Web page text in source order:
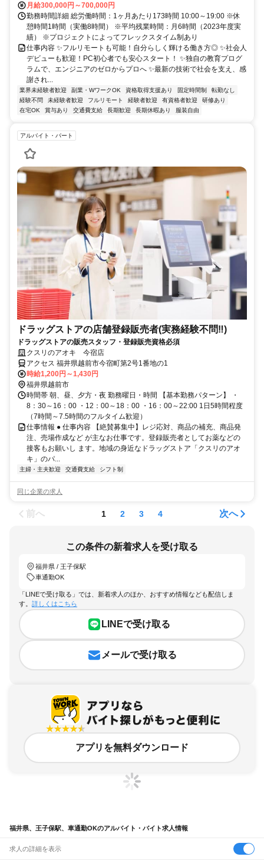
月給300,000円～700,000円
勤務時間詳細 総労働時間：1ヶ月あたり173時間 10:00～19:00 ※休
憩時間1時間（実働8時間） ※平均残業時間：月6時間（2023年度実
績） ※プロジェクトによってフレックスタイム制あり
仕事内容 ✨フルリモートも可能！自分らしく輝ける働き方◎ ✨社会人
デビューも歓迎！PC初心者でも安心スタート！ ✨独自の教育プログ
ラムで、エンジニアのゼロからプロへ ✨最新の技術で社会を支え、感
謝され...
業界未経験者歓迎 副業・WワークOK 資格取得支援あり 固定時間制
転勤なし
経験不問
未経験者歓迎 フルリモート 経験者歓迎 有資格者歓迎
研修あり
在宅OK
賞与あり 交通費支給 長期歓迎 長期休暇あり 服装自由
アルバイト・パート
ドラッグストアの店舗登録販売者(実務経験不問‼)
ドラッグストアの販売スタッフ・登録販売資格必須
クスリのアオキ 今宿店
アクセス 福井県越前市今宿町第2号1番地の1
時給1,200円～1,430円
福井県越前市
時間帯 朝、昼、夕方・夜 勤務曜日・時間 【基本勤務パターン】 ・
8：30～16：00 ・12：00～18：00 ・16：00～22:00 1日5時間程度
（7時間～7.5時間のフルタイム歓迎）
仕事情報 ● 仕事内容 【絶賛募集中】レジ応対、商品の補充、商品発
注、売場作成など が主なお仕事です。登録販売者としてお薬などの
接客もお願いし ます。地域の身近なドラッグストア「クスリのアオ
キ」のパ...
主婦・主夫歓迎 交通費支給 シフト制
同じ企業の求人
前へ 1 2 3 4 次へ
この条件の新着求人を受け取る
福井県 / 王子保駅
車通勤OK
「LINEで受け取る」では、新着求人のほか、おすすめ情報なども配信しま
す。 詳しくはこちら
LINEで受け取る
メールで受け取る
アプリを無料ダウンロード
福井県、王子保駅、車通勤OKのアルバイト・バイト求人情報
求人の詳細を表示